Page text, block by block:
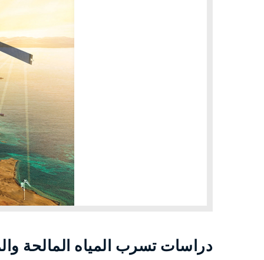
دراسات تسرب المياه المالحة